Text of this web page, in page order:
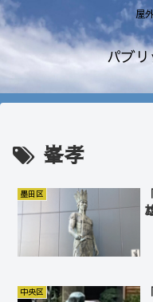
屋
パブ
峯孝
墨田区
中央区